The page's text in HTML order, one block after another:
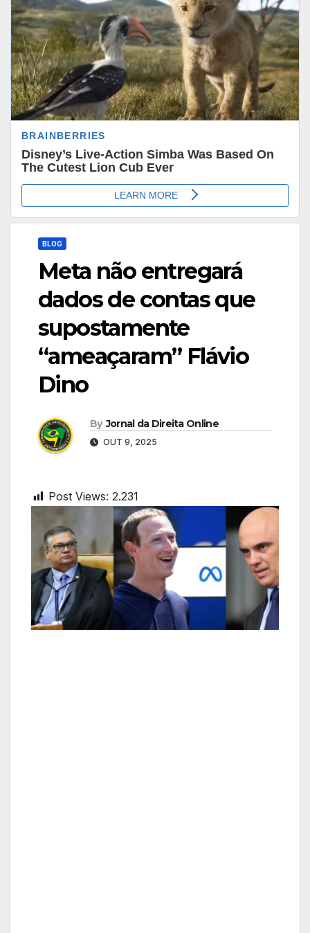
BLOG
Meta não entregará
dados de contas que
supostamente
“ameaçaram” Flávio
Dino
By Jornal da Direita Online
OUT 9, 2025
Post Views: 2.231